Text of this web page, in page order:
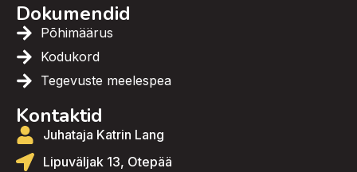
Dokumendid
Põhimäärus
Kodukord
Tegevuste meelespea
Kontaktid
Juhataja Katrin Lang
Lipuväljak 13, Otepää